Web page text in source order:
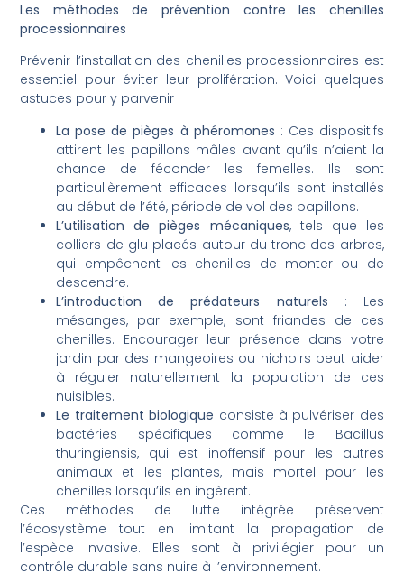
Les méthodes de prévention contre les chenilles
processionnaires
Prévenir l’installation des chenilles processionnaires est
essentiel pour éviter leur prolifération. Voici quelques
astuces pour y parvenir :
La pose de pièges à phéromones : Ces dispositifs
attirent les papillons mâles avant qu’ils n’aient la
chance de féconder les femelles. Ils sont
particulièrement efficaces lorsqu’ils sont installés
au début de l’été, période de vol des papillons.
L’utilisation de pièges mécaniques, tels que les
colliers de glu placés autour du tronc des arbres,
qui empêchent les chenilles de monter ou de
descendre.
L’introduction de prédateurs naturels : Les
mésanges, par exemple, sont friandes de ces
chenilles. Encourager leur présence dans votre
jardin par des mangeoires ou nichoirs peut aider
à réguler naturellement la population de ces
nuisibles.
Le traitement biologique consiste à pulvériser des
bactéries spécifiques comme le Bacillus
thuringiensis, qui est inoffensif pour les autres
animaux et les plantes, mais mortel pour les
chenilles lorsqu’ils en ingèrent.
Ces méthodes de lutte intégrée préservent
l’écosystème tout en limitant la propagation de
l’espèce invasive. Elles sont à privilégier pour un
contrôle durable sans nuire à l’environnement.